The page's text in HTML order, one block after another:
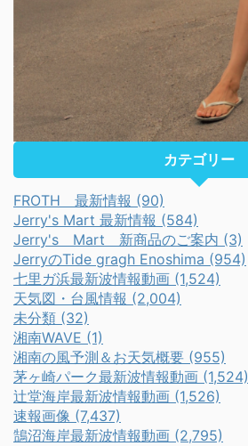
カテゴリー
FROTH 最新情報 (90)
Jerry's Mart 最新情報 (584)
Jerry's Mart 新商品のご案内 (3)
JerryのTide gragh Enoshima (954)
七里ガ浜最新波情報動画 (1,524)
天気図・台風情報 (2,004)
未分類 (32)
湘南WAVE (1)
湘南の風予測＆お天気概要 (955)
茅ヶ崎パーク最新波情報動画 (1,524)
辻堂海岸最新波情報動画 (1,526)
速報画像 (7,437)
鵠沼海岸最新波情報動画 (2,795)